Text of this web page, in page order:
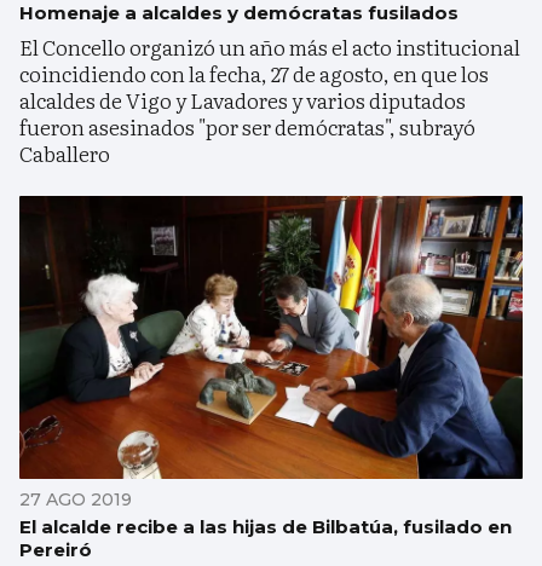
Homenaje a alcaldes y demócratas fusilados
El Concello organizó un año más el acto institucional
coincidiendo con la fecha, 27 de agosto, en que los
alcaldes de Vigo y Lavadores y varios diputados
fueron asesinados "por ser demócratas", subrayó
Caballero
27 AGO 2019
El alcalde recibe a las hijas de Bilbatúa, fusilado en
Pereiró